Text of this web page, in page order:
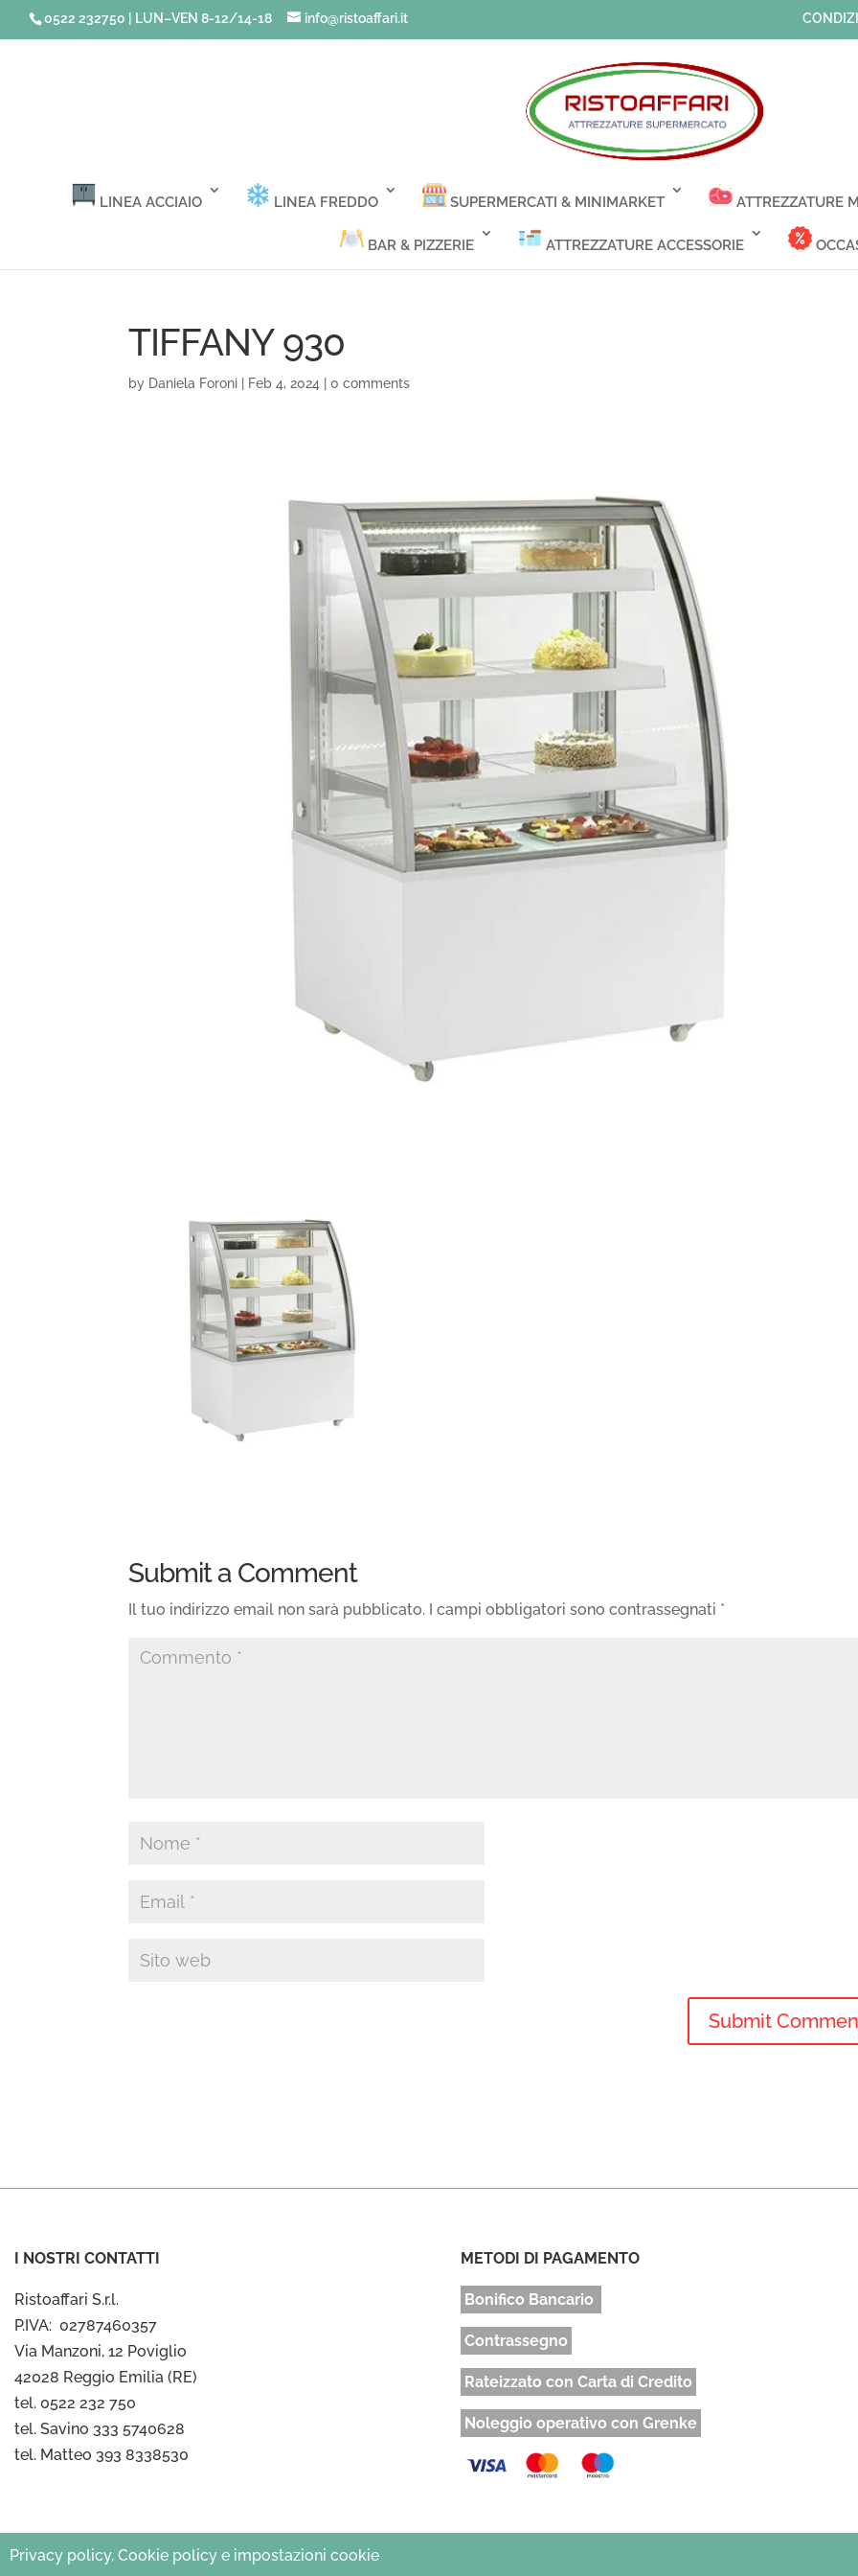
0522 232750 | LUN–VEN 8-12/14-18 info@ristoaffari.it
LINEA ACCIAIO LINEA FREDDO SUPERMERCATI & MINIMARKET ATTREZZATURE
BAR & PIZZERIE ATTREZZATURE ACCESSORIE
TIFFANY 930
by Daniela Foroni Feb 4, 2024 |0 comments
Submit a Comment
Il tuo indirizzo email non sarà pubblicato. I campi obbligatori sono contrassegnati *
I NOSTRI CONTATTI
Ristoaffari S.r.l.
P.IVA: 02787460357
Via Manzoni, 12 Poviglio
42028 Reggio Emilia (RE)
tel. 0522 232 750
tel. Savino 333 5740628
tel. Matteo 393 8338530
METODI DI PAGAMENTO
Bonifico Bancario
Contrassegno
Rateizzato con Carta di Credito
Noleggio operativo con Grenke
Privacy policy, Cookie policy e impostazioni cookie